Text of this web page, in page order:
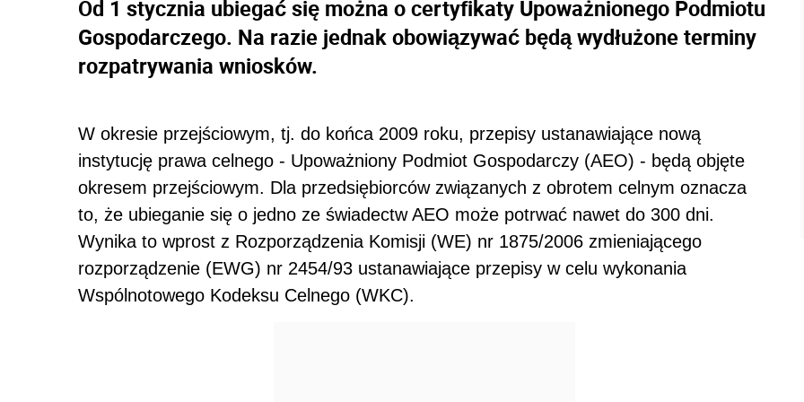
Od 1 stycznia ubiegać się można o certyfikaty Upoważnionego Podmiotu
Gospodarczego. Na razie jednak obowiązywać będą wydłużone terminy
rozpatrywania wniosków.
W okresie przejściowym, tj. do końca 2009 roku, przepisy ustanawiające nową
instytucję prawa celnego - Upoważniony Podmiot Gospodarczy (AEO) - będą objęte
okresem przejściowym. Dla przedsiębiorców związanych z obrotem celnym oznacza
to, że ubieganie się o jedno ze świadectw AEO może potrwać nawet do 300 dni.
Wynika to wprost z Rozporządzenia Komisji (WE) nr 1875/2006 zmieniającego
rozporządzenie (EWG) nr 2454/93 ustanawiające przepisy w celu wykonania
Wspólnotowego Kodeksu Celnego (WKC).